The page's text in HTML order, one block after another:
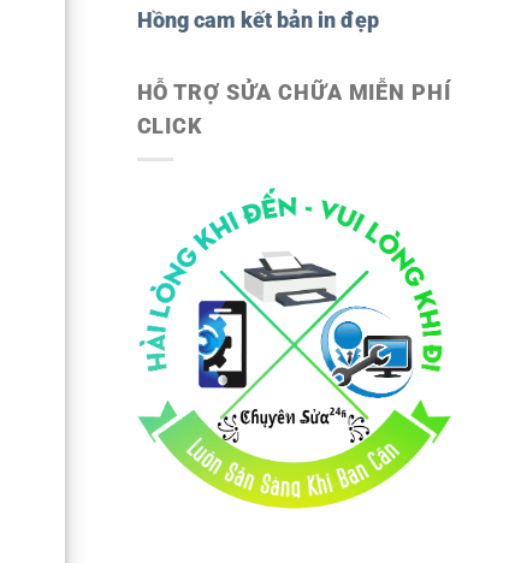
Hồng cam kết bản in đẹp
HỖ TRỢ SỬA CHỮA MIỄN PHÍ
CLICK